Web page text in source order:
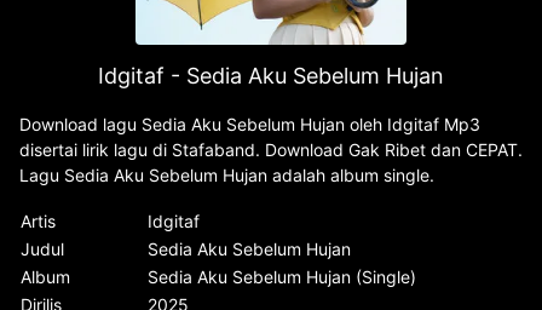
Idgitaf - Sedia Aku Sebelum Hujan
Download lagu Sedia Aku Sebelum Hujan oleh Idgitaf Mp3
disertai lirik lagu di Stafaband. Download Gak Ribet dan CEPAT.
Lagu Sedia Aku Sebelum Hujan adalah album single.
Artis
Idgitaf
Judul
Sedia Aku Sebelum Hujan
Album
Sedia Aku Sebelum Hujan (Single)
Dirilis
2025